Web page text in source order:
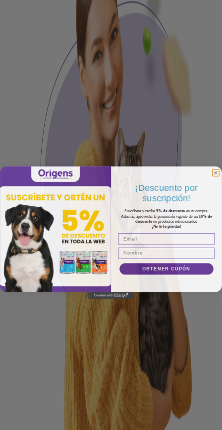
¡Descuento por
suscripción!
Suscríbete y recibe5% de descuento en tu compra.
Además, aprovecha la promoción vigente de un 10% de
descuentoen productos seleccionados.
¡No te lo pierdas!
OBTENER CUPÓN